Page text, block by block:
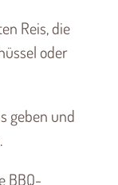
Reis, die
oder
geben und
BBQ-